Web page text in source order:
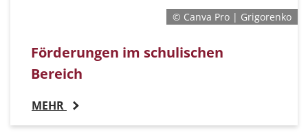
© Canva Pro | Grigorenko
Förderungen im schulischen
Bereich
MEHR